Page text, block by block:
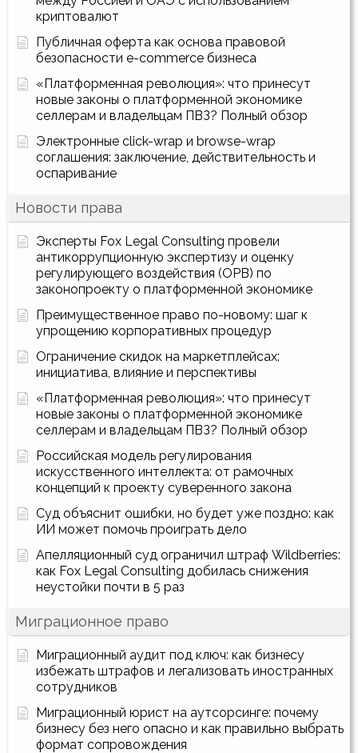
криптовалют
Публичная оферта как основа правовой
безопасности e-commerce бизнеса
«Платформенная революция»: что принесут
новые законы о платформенной экономике
селлерам и владельцам ПВЗ? Полный обзор
Электронные click-wrap и browse-wrap
соглашения: заключение, действительность и
оспаривание
Новости права
Эксперты Fox Legal Consulting провели
антикоррупционную экспертизу и оценку
регулирующего воздействия (ОРВ) по
законопроекту о платформенной экономике
Преимущественное право по-новому: шаг к
упрощению корпоративных процедур
Ограничение скидок на маркетплейсах:
инициатива, влияние и перспективы
«Платформенная революция»: что принесут
новые законы о платформенной экономике
селлерам и владельцам ПВЗ? Полный обзор
Российская модель регулирования
искусственного интеллекта: от рамочных
концепций к проекту суверенного закона
Суд объяснит ошибки, но будет уже поздно: как
ИИ может помочь проиграть дело
Апелляционный суд ограничил штраф Wildberries:
как Fox Legal Consulting добилась снижения
неустойки почти в 5 раз
Миграционное право
Миграционный аудит под ключ: как бизнесу
избежать штрафов и легализовать иностранных
сотрудников
Миграционный юрист на аутсорсинге: почему
бизнесу без него опасно и как правильно выбрать
формат сопровождения